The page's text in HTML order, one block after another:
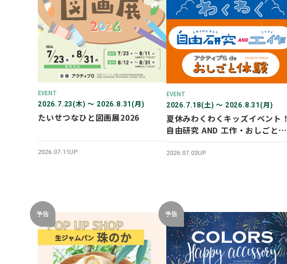
EVENT
2026.7.23(木) 〜 2026.8.31(月)
たいせつなひと図画展2026
2026.07.11UP
EVENT
2026.7.18(土) 〜 2026.8.31(月)
夏休みわくわくキッズイベント！
自由研究 AND 工作・おしごと体
験！
2026.07.03UP
予告 予告